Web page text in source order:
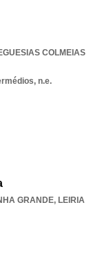
COLMEIAS
n.e.
GRANDE, LEIRIA